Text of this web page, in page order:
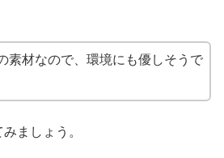
素材なので、環境にも優しそうで
ましょう。